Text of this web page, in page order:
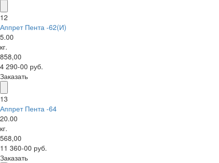
12
Аппрет Пента -62(И)
5.00
кг.
858,00
4 290-00 руб.
Заказать
13
Аппрет Пента -64
20.00
кг.
568,00
11 360-00 руб.
Заказать